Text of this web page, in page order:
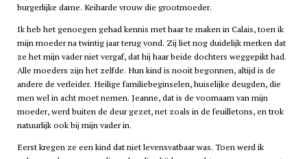
burgerlijke dame. Keiharde vrouw die grootmoeder.
Ik heb het genoegen gehad kennis met haar te maken in Calais, toen ik
mijn moeder na twintig jaar terug vond. Zij liet nog duidelijk merken dat
ze het mijn vader niet vergaf, dat hij haar beide dochters weggepikt had.
Alle moeders zijn het zelfde. Hun kind is nooit begonnen, altijd is de
andere de verleider. Heilige familiebeginselen, huiselijke deugden, die
men wel in acht moet nemen. Jeanne, dat is de voornaam van mijn
moeder, werd buiten de deur gezet, net zoals in de feuilletons, en trok
natuurlijk ook bij mijn vader in.
Eerst kregen ze een kind dat niet levensvatbaar was. Toen werd ik